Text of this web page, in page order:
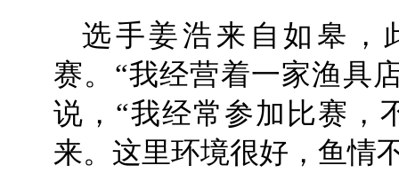
选手姜浩来自如皋，
赛。“我经营着一家渔具
说，“我经常参加比赛，
来。这里环境很好，鱼情